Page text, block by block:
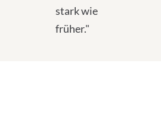
stark wie
früher."